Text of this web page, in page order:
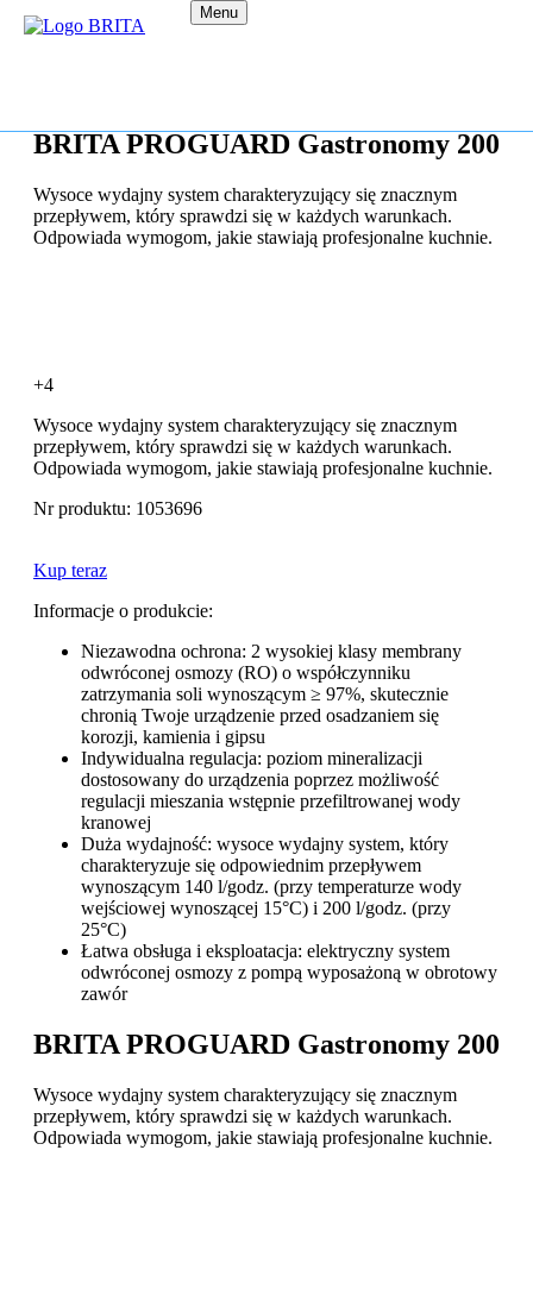
Menu
BRITA PROGUARD Gastronomy 200
Wysoce wydajny system charakteryzujący się znacznym
przepływem, który sprawdzi się w każdych warunkach.
Odpowiada wymogom, jakie stawiają profesjonalne kuchnie.
+4
Wysoce wydajny system charakteryzujący się znacznym
przepływem, który sprawdzi się w każdych warunkach.
Odpowiada wymogom, jakie stawiają profesjonalne kuchnie.
Nr produktu: 1053696
Kup teraz
Informacje o produkcie:
Niezawodna ochrona: 2 wysokiej klasy membrany
odwróconej osmozy (RO) o współczynniku
zatrzymania soli wynoszącym ≥ 97%, skutecznie
chronią Twoje urządzenie przed osadzaniem się
korozji, kamienia i gipsu
Indywidualna regulacja: poziom mineralizacji
dostosowany do urządzenia poprzez możliwość
regulacji mieszania wstępnie przefiltrowanej wody
kranowej
Duża wydajność: wysoce wydajny system, który
charakteryzuje się odpowiednim przepływem
wynoszącym 140 l/godz. (przy temperaturze wody
wejściowej wynoszącej 15°C) i 200 l/godz. (przy
25°C)
Łatwa obsługa i eksploatacja: elektryczny system
odwróconej osmozy z pompą wyposażoną w obrotowy
zawór
BRITA PROGUARD Gastronomy 200
Wysoce wydajny system charakteryzujący się znacznym
przepływem, który sprawdzi się w każdych warunkach.
Odpowiada wymogom, jakie stawiają profesjonalne kuchnie.